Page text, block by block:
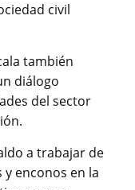
civil
también
diálogo
del sector
a trabajar de
enconos en la